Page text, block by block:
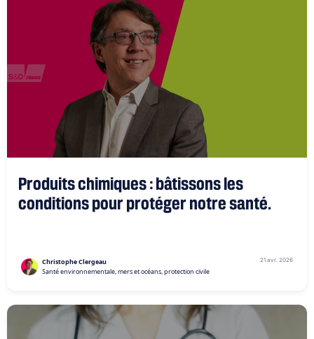
Produits chimiques : bâtissons les
conditions pour protéger notre santé.
Christophe Clergeau
Santé environnementale, mers et océans, protection civile
21 avr. 2026